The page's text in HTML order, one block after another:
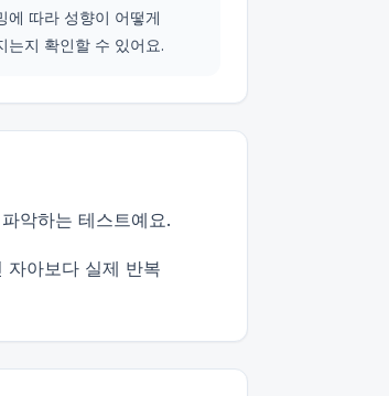
에 따라 성향이 어떻게
는지 확인할 수 있어요.
악하는 테스트예요.
자아보다 실제 반복